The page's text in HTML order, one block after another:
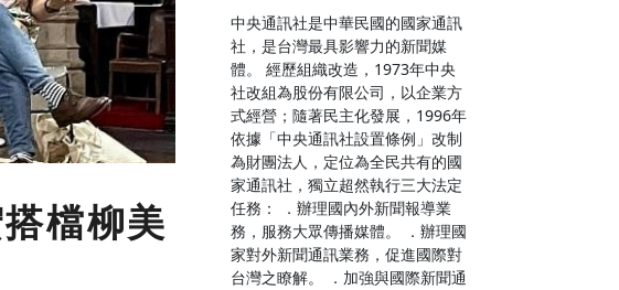
檔柳美
中央通訊社是中華民國的國家通訊
社，是台灣最具影響力的新聞媒
體。 經歷組織改造，1973年中央
社改組為股份有限公司，以企業方
式經營；隨著民主化發展，1996年
依據「中央通訊社設置條例」改制
為財團法人，定位為全民共有的國
家通訊社，獨立超然執行三大法定
任務： ．辦理國內外新聞報導業
務，服務大眾傳播媒體。 ．辦理國
家對外新聞通訊業務，促進國際對
台灣之瞭解。 ．加強與國際新聞通